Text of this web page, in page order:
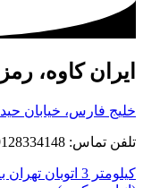
ایران کاوه،
خلیج فارس، خیابان
تلفن تماس: 09128334148 / 66263137-021
کیلومتر 3